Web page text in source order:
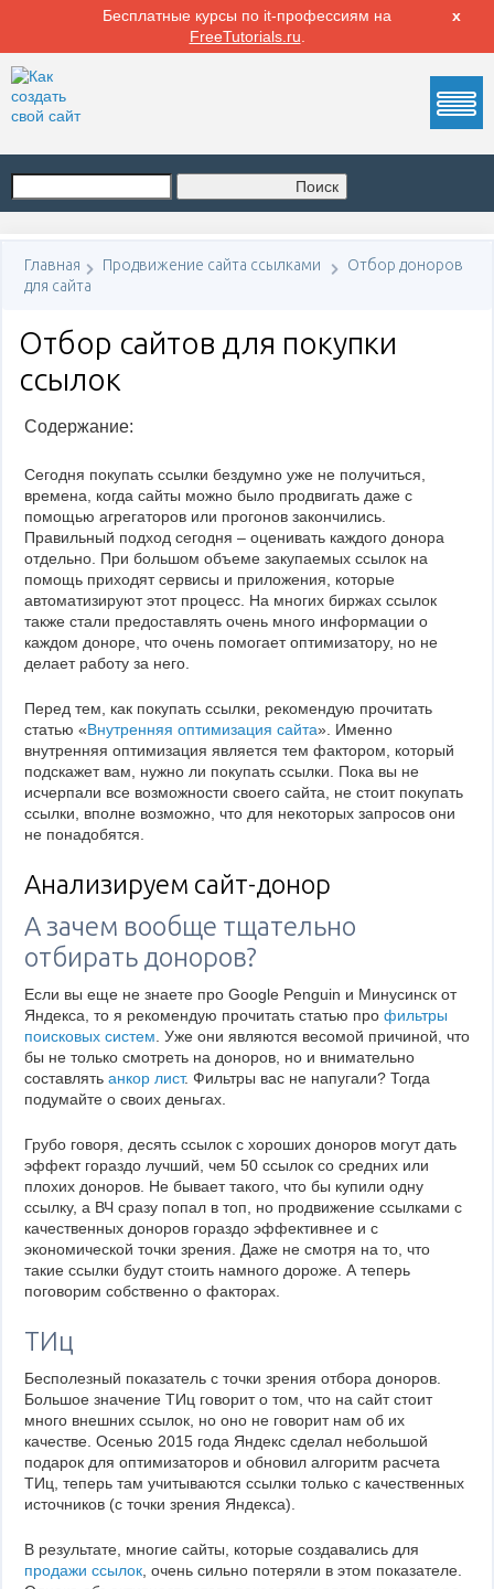
Бесплатные курсы по it-профессиям на
FreeTutorials.ru
х
Главная Продвижение сайта ссылками
Отбор доноров
для сайта
Отбор сайтов для покупки
ссылок
Содержание:
Сегодня покупать ссылки бездумно уже не получиться,
времена, когда сайты можно было продвигать даже с
помощью агрегаторов или прогонов закончились.
Правильный подход сегодня – оценивать каждого донора
отдельно. При большом объеме закупаемых ссылок на
помощь приходят сервисы и приложения, которые
автоматизируют этот процесс. На многих биржах ссылок
также стали предоставлять очень много информации о
каждом доноре, что очень помогает оптимизатору, но не
делает работу за него.
Перед тем, как покупать ссылки, рекомендую прочитать
статью «Внутренняя оптимизация сайта». Именно
внутренняя оптимизация является тем фактором, который
подскажет вам, нужно ли покупать ссылки. Пока вы не
исчерпали все возможности своего сайта, не стоит покупать
ссылки, вполне возможно, что для некоторых запросов они
не понадобятся.
Анализируем сайт-донор
А зачем вообще тщательно
отбирать доноров?
Если вы еще не знаете про Google Penguin и Минусинск от
Яндекса, то я рекомендую прочитать статью про фильтры
поисковых систем . Уже они являются весомой причиной, что
бы не только смотреть на доноров, но и внимательно
составлять анкор лист. Фильтры вас не напугали? Тогда
подумайте о своих деньгах.
Грубо говоря, десять ссылок с хороших доноров могут дать
эффект гораздо лучший, чем 50 ссылок со средних или
плохих доноров. Не бывает такого, что бы купили одну
ссылку, а ВЧ сразу попал в топ, но продвижение ссылками с
качественных доноров гораздо эффективнее и с
экономической точки зрения. Даже не смотря на то, что
такие ссылки будут стоить намного дороже. А теперь
поговорим собственно о факторах.
ТИц
Бесполезный показатель с точки зрения отбора доноров.
Большое значение ТИц говорит о том, что на сайт стоит
много внешних ссылок, но оно не говорит нам об их
качестве. Осенью 2015 года Яндекс сделал небольшой
подарок для оптимизаторов и обновил алгоритм расчета
ТИц, теперь там учитываются ссылки только с качественных
источников (с точки зрения Яндекса).
В результате, многие сайты, которые создавались для
продажи ссылок , очень сильно потеряли в этом показателе.